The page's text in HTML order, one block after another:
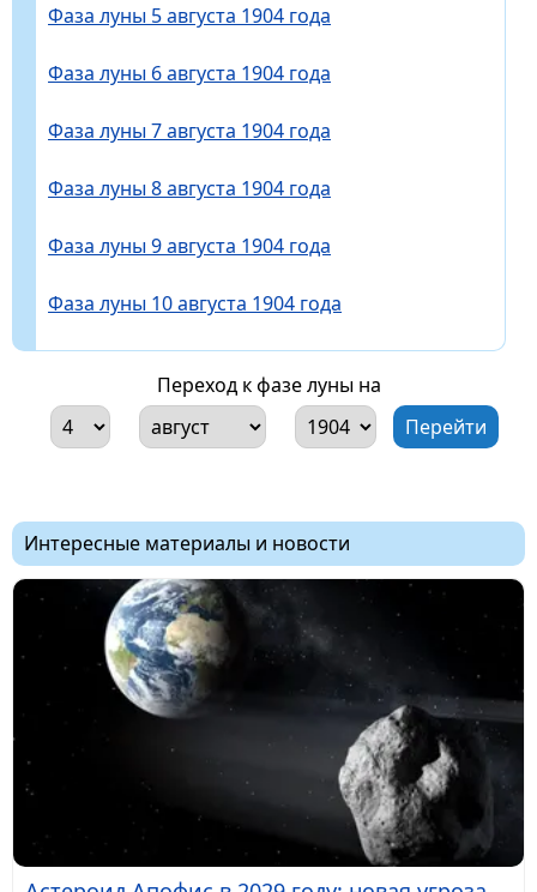
Фаза луны 5 августа 1904 года
Фаза луны 6 августа 1904 года
Фаза луны 7 августа 1904 года
Фаза луны 8 августа 1904 года
Фаза луны 9 августа 1904 года
Фаза луны 10 августа 1904 года
Переход к фазе луны на
Интересные материалы и новости